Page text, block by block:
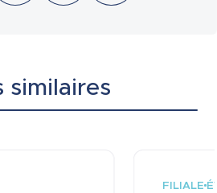
similaires
FILIALE